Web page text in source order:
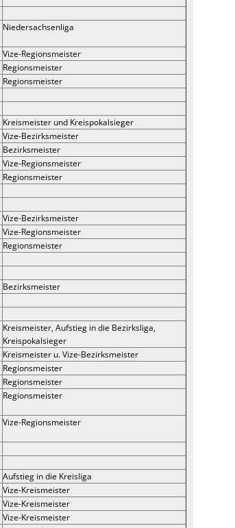
Niedersachsenliga
Vize-Regionsmeister
Regionsmeister
Regionsmeister
Kreismeister und Kreispokalsieger
Vize-Bezirksmeister
Bezirksmeister
Vize-Regionsmeister
Regionsmeister
Vize-Bezirksmeister
Vize-Regionsmeister
Regionsmeister
Bezirksmeister
Kreismeister, Aufstieg in die Bezirksliga,
Kreispokalsieger
Kreismeister u. Vize-Bezirksmeister
Regionsmeister
Regionsmeister
Regionsmeister
Vize-Regionsmeister
Aufstieg in die Kreisliga
Vize-Kreismeister
Vize-Kreismeister
Vize-Kreismeister